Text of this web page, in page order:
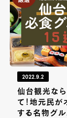
2022.9.2
仙台観光な
て！地元民が
する名物グル